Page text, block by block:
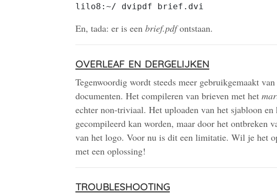
lilo8:~/ dvipdf brief.dvi
En, tada: er is een brief.pdfontstaan.
overleaf en dergelijken
Tegenwoordig wordt steeds meer gebruikgemaakt
documenten. Het compileren van brieven met het
echter non-triviaal. Het uploaden van het sjabloon
gecompileerd kan worden, maar door het ontbreken
van het logo. Voor nu is dit een limitatie. Wil je het
met een oplossing!
troubleshooting